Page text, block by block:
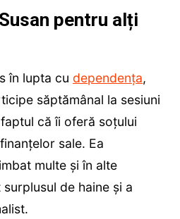
pentru alți
în lupta cu dependența,
săptămânal la sesiuni
că îi oferă soțului
sale. Ea
multe și în alte
de haine și a